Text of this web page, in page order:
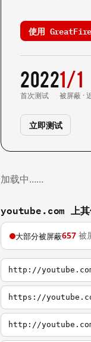
使用
2022
首次测试
1/1
被屏蔽 ·
立即测试
加载中……
youtube.com 上其
大部分被屏蔽657 被
http://
https://
http://